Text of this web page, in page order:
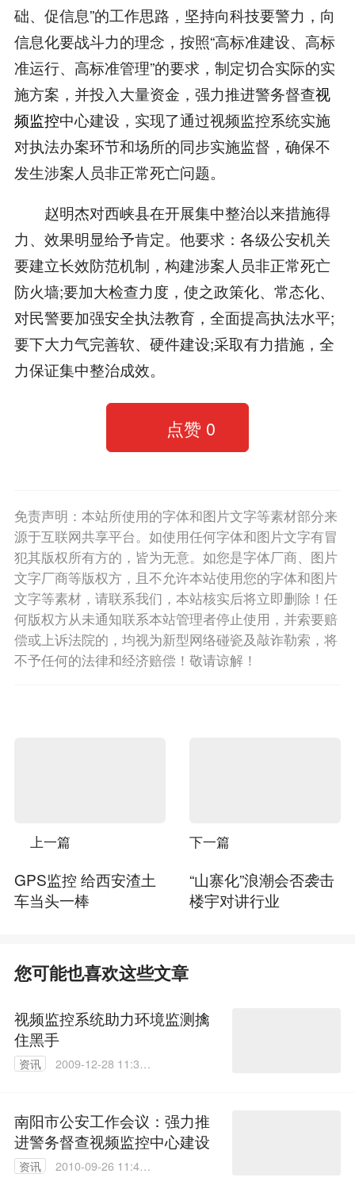
础、促信息”的工作思路，坚持向科技要警力，向
信息化要战斗力的理念，按照“高标准建设、高标
准运行、高标准管理”的要求，制定切合实际的实
施方案，并投入大量资金，强力推进警务督查视
频监控中心建设，实现了通过视频监控系统实施
对执法办案环节和场所的同步实施监督，确保不
发生涉案人员非正常死亡问题。
赵明杰对西峡县在开展集中整治以来措施得
力、效果明显给予肯定。他要求：各级公安机关
要建立长效防范机制，构建涉案人员非正常死亡
防火墙;要加大检查力度，使之政策化、常态化、
对民警要加强安全执法教育，全面提高执法水平;
要下大力气完善软、硬件建设;采取有力措施，全
力保证集中整治成效。
点赞 0
免责声明：本站所使用的字体和图片文字等素材部分来
源于互联网共享平台。如使用任何字体和图片文字有冒
犯其版权所有方的，皆为无意。如您是字体厂商、图片
文字厂商等版权方，且不允许本站使用您的字体和图片
文字等素材，请联系我们，本站核实后将立即删除！任
何版权方从未通知联系本站管理者停止使用，并索要赔
偿或上诉法院的，均视为新型网络碰瓷及敲诈勒索，将
不予任何的法律和经济赔偿！敬请谅解！
上一篇
GPS监控 给西安渣土
车当头一棒
下一篇
“山寨化”浪潮会否袭击
楼宇对讲行业
您可能也喜欢这些文章
视频监控系统助力环境监测擒
住黑手
资讯
2009-12-28 11:37:
南阳市公安工作会议：强力推
进警务督查视频监控中心建设
资讯
2010-09-26 11:44: